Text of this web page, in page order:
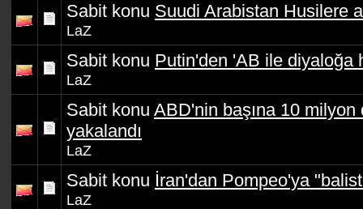
Sabit konu Suudi Arabistan Husilere
LaZ
Sabit konu Putin'den 'AB ile diyaloğa
LaZ
Sabit konu ABD'nin başına 10
yakalandı
LaZ
Sabit konu İran'dan Pompeo'ya
LaZ